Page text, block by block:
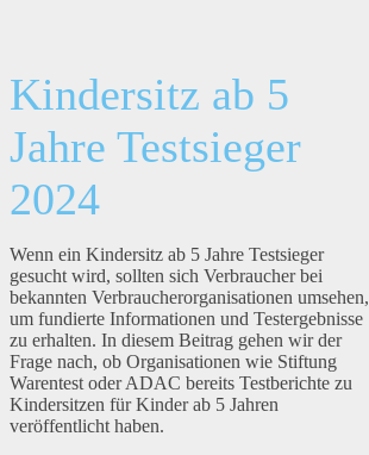
Kindersitz ab 5
Jahre Testsieger
2024
Wenn ein Kindersitz ab 5 Jahre Testsieger
gesucht wird, sollten sich Verbraucher bei
bekannten Verbraucherorganisationen umsehen,
um fundierte Informationen und Testergebnisse
zu erhalten. In diesem Beitrag gehen wir der
Frage nach, ob Organisationen wie Stiftung
Warentest oder ADAC bereits Testberichte zu
Kindersitzen für Kinder ab 5 Jahren
veröffentlicht haben.